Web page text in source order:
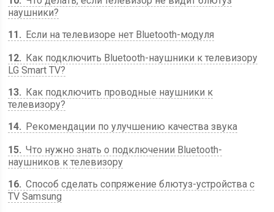
наушники?
11
Если на телевизоре нет Bluetooth-модуля
12
Как подключить Bluetooth-наушники к телевизору
LG Smart TV?
13
Как подключить проводные наушники к
телевизору?
14
Рекомендации по улучшению качества звука
15 Что нужно знать о подключении Bluetooth-
наушников к телевизору
16 Способ сделать сопряжение блютуз-устройства с
TV Samsung